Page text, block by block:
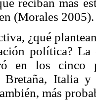
(Morales 2005).
¿qué
política?
en los cinco
Bretaña, Italia
más